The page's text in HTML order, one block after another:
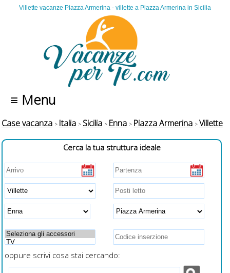
Villette vacanze Piazza Armerina - villette a Piazza Armerina in Sicilia
≡ Menu
Case vacanza Italia Sicilia Enna Piazza Armerina Villette
Cerca la tua struttura ideale
oppure scrivi cosa stai cercando: